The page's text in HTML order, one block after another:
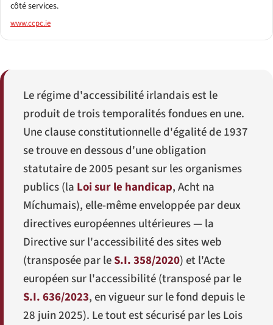
côté services.
www.ccpc.ie
Le régime d'accessibilité irlandais est le
produit de trois temporalités fondues en une.
Une clause constitutionnelle d'égalité de 1937
se trouve en dessous d'une obligation
statutaire de 2005 pesant sur les organismes
publics (la Loi sur le handicap,Acht na
Míchumais), elle-même enveloppée par deux
directives européennes ultérieures — la
Directive sur l'accessibilité des sites web
(transposée par leS.I. 358/2020) et l'Acte
européen sur l'accessibilité (transposé par le
S.I. 636/2023, en vigueur sur le fond depuis le
28 juin 2025). Le tout est sécurisé par les Lois